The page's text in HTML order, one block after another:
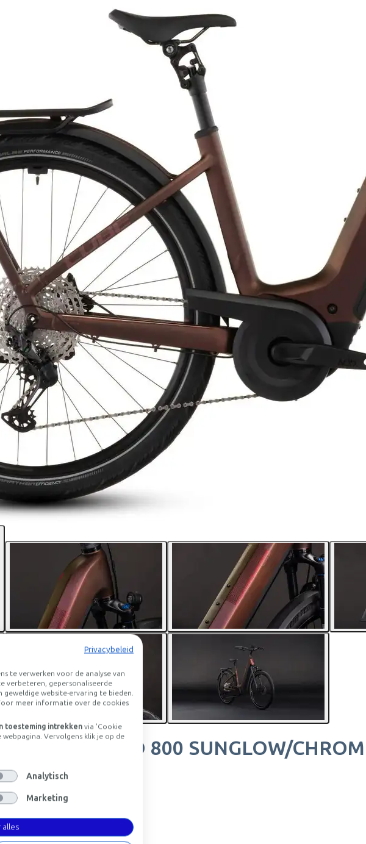
HYBRID PRO 800 SUNGLOW/
Privacybeleid
te verwerken voor de analyse van
verbeteren, gepersonaliseerde
website-ervaring te bieden.
meer informatie over de cookies
toesteming intrekken via 'Cookie
Vervolgens klik je op de
Analytisch
Marketing